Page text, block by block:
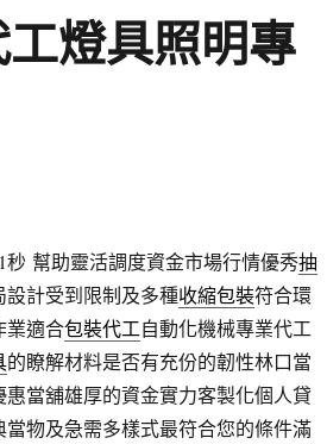
燈具照明專
秒幫助靈活調度資金市場行情優秀抽
計受到限制及多種收縮包裝符合環
業適合包裝代工自動化機械專業代工
的瞭解材料是否有充份的韌性林口當
惠當舖雄厚的資金實力客製化個人貸
物及急需多樣式最符合您的條件滿